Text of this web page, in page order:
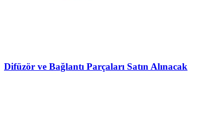
Difüzör ve Bağlantı Parçaları Satın Alınacak